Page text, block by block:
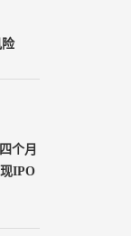
个月
IPO